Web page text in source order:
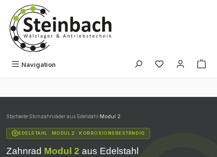
Zum Hauptinhalt springen
Navigation Du hast 0
Startseite›Stirnzahnräder›aus Edelstahl›Modul 2
EDELSTAHL · MODUL 2 · KORROSIONSBESTÄNDIG
Zahnrad Modul 2 aus Edelstahl